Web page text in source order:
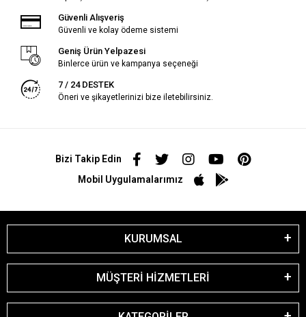
Güvenli Alışveriş
Güvenli ve kolay ödeme sistemi
Geniş Ürün Yelpazesi
Binlerce ürün ve kampanya seçeneği
7 / 24 DESTEK
Öneri ve şikayetlerinizi bize iletebilirsiniz.
Bizi Takip Edin
Mobil Uygulamalarımız
KURUMSAL
MÜŞTERİ HİZMETLERİ